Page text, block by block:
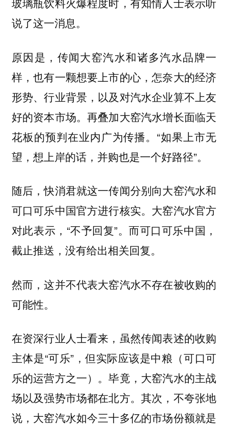
说了这一消息。
原因是，传闻大窑汽水和诸多汽水品牌一
样，也有一颗想要上市的心，怎奈大的经济
形势、行业背景，以及对汽水企业算不上友
好的资本市场。再叠加大窑汽水增长面临天
花板的预判在业内广为传播。“如果上市无
望，想上岸的话，并购也是一个好路径”。
随后，快消君就这一传闻分别向大窑汽水和
可口可乐中国官方进行核实。大窑汽水官方
对此表示，“不予回复”。而可口可乐中国，
截止推送，没有给出相关回复。
然而，这并不代表大窑汽水不存在被收购的
可能性。
在资深行业人士看来，虽然传闻表述的收购
主体是“可乐”，但实际应该是中粮（可口可
乐的运营方之一）。毕竟，大窑汽水的主战
场以及强势市场都在北方。其次，不夸张地
说，大窑汽水如今三十多亿的市场份额就是